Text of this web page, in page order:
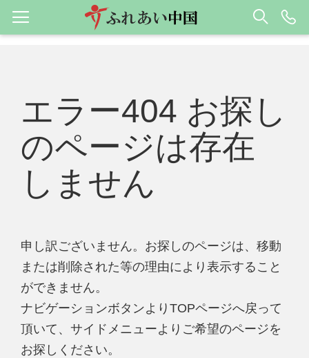
エラー404 お探し
のページは存在
しません
申し訳ございません。お探しのページは、移動
または削除された等の理由により表示すること
ができません。
ナビゲーションボタンよりTOPページへ戻って
頂いて、サイドメニューよりご希望のページを
お探しください。